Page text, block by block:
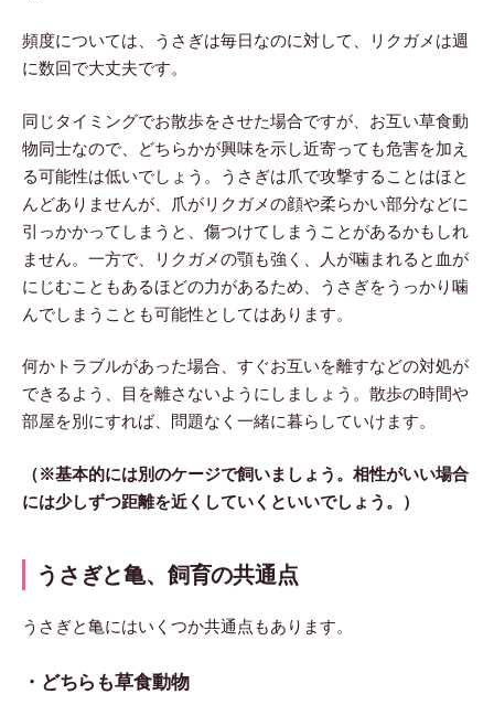
頻度については、うさぎは毎日なのに対して、リクガメは週
に数回で大丈夫です。
同じタイミングでお散歩をさせた場合ですが、お互い草食動
物同士なので、どちらかが興味を示し近寄っても危害を加え
る可能性は低いでしょう。うさぎは爪で攻撃することはほと
んどありませんが、爪がリクガメの顔や柔らかい部分などに
引っかかってしまうと、傷つけてしまうことがあるかもしれ
ません。一方で、リクガメの顎も強く、人が噛まれると血が
にじむこともあるほどの力があるため、うさぎをうっかり噛
んでしまうことも可能性としてはあります。
何かトラブルがあった場合、すぐお互いを離すなどの対処が
できるよう、目を離さないようにしましょう。散歩の時間や
部屋を別にすれば、問題なく一緒に暮らしていけます。
（※基本的には別のケージで飼いましょう。相性がいい場合
には少しずつ距離を近くしていくといいでしょう。）
うさぎと亀、飼育の共通点
うさぎと亀にはいくつか共通点もあります。
・どちらも草食動物